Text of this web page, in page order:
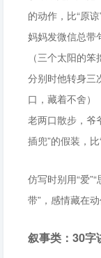
的动作，比“原谅
妈妈发微信总带
（三个太阳的笨
分别时他转身三
口，藏着不舍）
老两口散步，爷
插兜”的假装，比
仿写时别用“爱
带”，感情藏在动
叙事类：30字